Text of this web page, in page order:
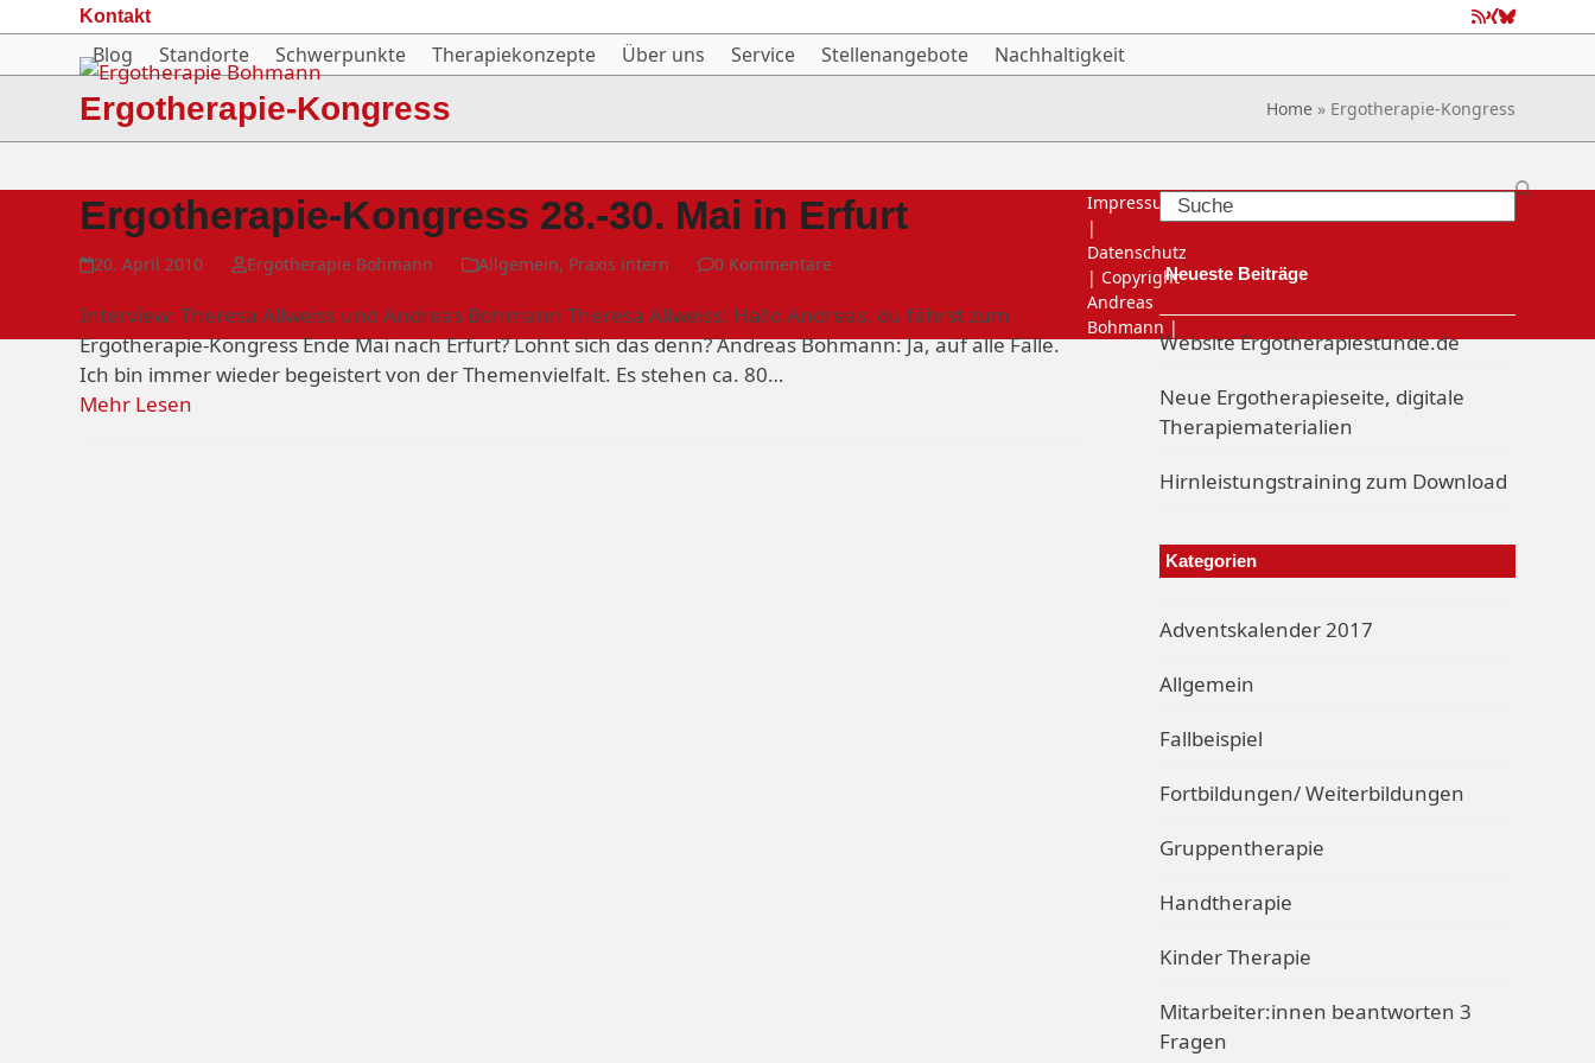
to
content
Kontakt RSS
XingBluesky
Blog Standorte Schwerpunkte Therapiekonzepte Über uns Service Stellenangebote Nachhaltigkeit
Ergotherapie-Kongress Home» Ergotherapie-Kongress
Ergotherapie-Kongress 28.-30. Mai in Erfurt
20. April 2010 Ergotherapie Bohmann Allgemein, Praxis intern 0 Kommentare
Interview: Theresa Allweiss und Andreas Bohmann Theresa Allweiss: Hallo Andreas, du fährst zum
Ergotherapie-Kongress Ende Mai nach Erfurt? Lohnt sich das denn? Andreas Bohmann: Ja, auf alle Fälle.
Ich bin immer wieder begeistert von der Themenvielfalt. Es stehen ca. 80…
Mehr Lesen
Search
Neueste Beiträge
Website Ergotherapiestunde.de
Neue Ergotherapieseite, digitale
Therapiematerialien
Hirnleistungstraining zum Download
Kategorien
Adventskalender 2017
Allgemein
Fallbeispiel
Fortbildungen/ Weiterbildungen
Gruppentherapie
Handtherapie
Kinder Therapie
Mitarbeiter:innen beantworten 3
Fragen
Impressum
|
Datenschutz
| Copyright
Andreas
Bohmann |